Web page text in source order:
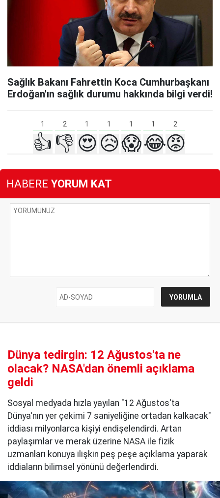
Sağlık Bakanı Fahrettin Koca Cumhurbaşkanı
Erdoğan'ın sağlık durumu hakkında bilgi verdi!
1 2 1 1 1 1 2
👍 👎 😍😥😱😂😡
HABERE YORUM KAT
Dünya tedirgin: 12 Ağustos'ta ne
olacak? NASA'dan önemli açıklama
geldi
Sosyal medyada hızla yayılan "12 Ağustos'ta
Dünya'nın yer çekimi 7 saniyeliğine ortadan kalkacak"
iddiası milyonlarca kişiyi endişelendirdi. Artan
paylaşımlar ve merak üzerine NASA ile fizik
uzmanları konuya ilişkin peş peşe açıklama yaparak
iddiaların bilimsel yönünü değerlendirdi.